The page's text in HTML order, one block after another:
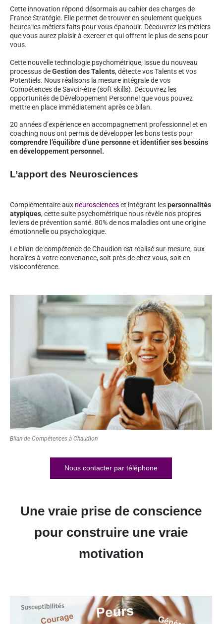
Cette innovation répond désormais au cahier des charges de
France Stratégie. Elle permet de trouver en seulement quelques
heures les métiers faits pour vous épanouir. Découvrez les métiers
que vous aurez plaisir à exercer et qui offrent le plus de sens pour
vous.
Cette nouvelle technologie psychométrique, issue du nouveau
processus deGestion des Talents, détecte vos Talents et vos
Potentiels. Nous réalisons la mesure intégrale de vos
Compétences de Savoir-être (soft skills). Découvrez les
opportunités de Développement Personnel que vous pouvez
mettre en place immédiatement après ce bilan.
20 années d’expérience en accompagnement professionnel et en
coaching nous ont permis de développer les bons tests pour
comprendre l’équilibre d’une personne et identifier ses besoins
en développement personnel.
L’apport des Neurosciences
Complémentaire aux neuroscienceset intégrant lespersonnalités
atypiques, cette suite psychométrique nous révèle nos propres
leviers de prévention santé. 80% de nos maladies ont une origine
émotionnelle ou psychologique.
Le bilan de compétence de Chaudion est réalisé sur-mesure, aux
horaires à votre convenance, soit près de chez vous, soit en
visioconférence.
Bilan de Compétences à Chaudion
Nous contacter par téléphone
Une vraie prise de conscience
pour construire une vraie
motivation